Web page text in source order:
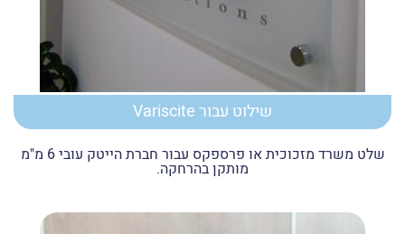
שילוט עבור Variscite
שלט משרד מזכוכית או פרספקס עבור חברת הייטק עובי 6 מ"מ
מותקן בהרחקה.